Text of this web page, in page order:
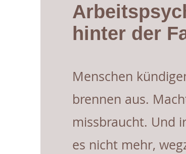
hinter der
Menschen
brennen aus.
missbraucht. Und
es nicht mehr,